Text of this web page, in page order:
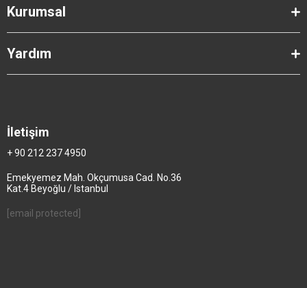
Kurumsal
Yardım
İletişim
+ 90 212 237 4950
Emekyemez Mah. Okçumusa Cad. No.36
Kat.4 Beyoğlu / Istanbul
[email protected]